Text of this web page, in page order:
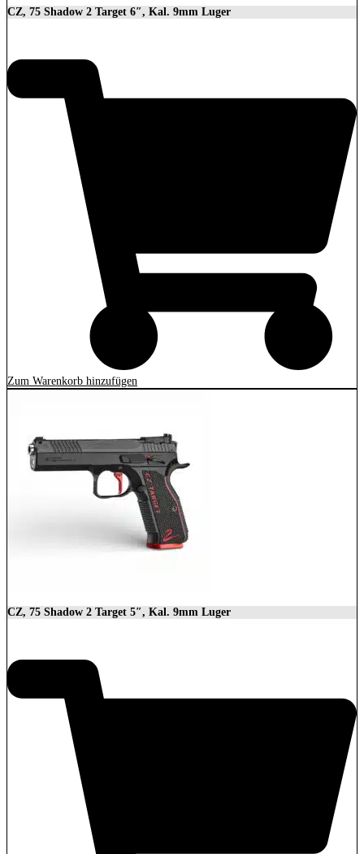
CZ, 75 Shadow 2 Target 6″, Kal. 9mm Luger
Zum Warenkorb hinzufügen
CZ, 75 Shadow 2 Target 5″, Kal. 9mm Luger